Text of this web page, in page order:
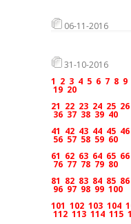
06-11-2016
31-10-2016
1 2 3 4 5 6 7 8 9
19 20
21 22 23 24 25 26
36 37 38 39 40
41 42 43 44 45 46
56 57 58 59 60
61 62 63 64 65 66
76 77 78 79 80
81 82 83 84 85 86
96 97 98 99 100
101 102 103 104
112 113 114 115